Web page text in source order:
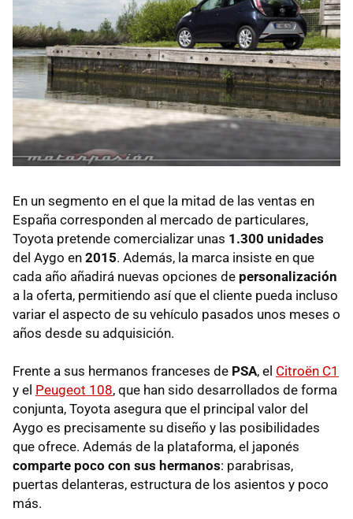
En un segmento en el que la mitad de las ventas en
España corresponden al mercado de particulares,
Toyota pretende comercializar unas 1.300 unidades
del Aygo en 2015. Además, la marca insiste en que
cada año añadirá nuevas opciones de personalización
a la oferta, permitiendo así que el cliente pueda incluso
variar el aspecto de su vehículo pasados unos meses o
años desde su adquisición.
Frente a sus hermanos franceses de PSA, el Citroën C1
y el Peugeot 108, que han sido desarrollados de forma
conjunta, Toyota asegura que el principal valor del
Aygo es precisamente su diseño y las posibilidades
que ofrece. Además de la plataforma, el japonés
comparte poco con sus hermanos: parabrisas,
puertas delanteras, estructura de los asientos y poco
más.